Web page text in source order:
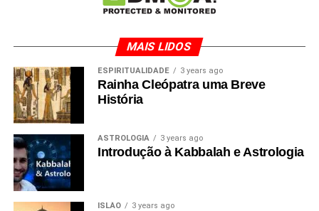
MAIS LIDOS
ESPIRITUALIDADE 3 years ago
Rainha Cleópatra uma Breve
História
ASTROLOGIA 3 years ago
Introdução à Kabbalah e Astrologia
ISLÃO 3 years ago